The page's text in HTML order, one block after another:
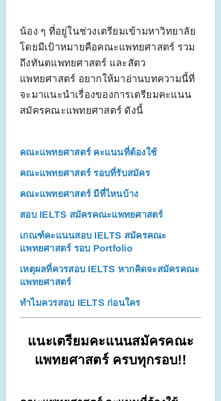
น้อง ๆ ที่อยู่ในช่วงเตรียมเข้ามหาวิทยาลัย
โดยมีเป้าหมายคือคณะแพทยศาสตร์ รวม
ถึงทันตแพทยศาสตร์ และสัตว
แพทยศาสตร์ อยากให้มาอ่านบทความนี้ที่
จะมาแนะนำเรื่องของการเตรียมคะแนน
สมัครคณะแพทยศาสตร์ ดังนี้
คณะแพทยศาสตร์ คะแนนที่ต้องใช้
คณะแพทยศาสตร์ รอบที่รับสมัคร
คณะแพทยศาสตร์ มีที่ไหนบ้าง
สอบ IELTS สมัครคณะแพทยศาสตร์
เกณฑ์คะแนนสอบ IELTS สมัครคณะ
แพทยศาสตร์ รอบ Portfolio
เหตุผลที่ควรสอบ IELTS หากคิดจะสมัครคณะ
แพทยศาสตร์
ทำไมควรสอบ IELTS ก่อนใคร
แนะเตรียมคะแนนสมัครคณะ
แพทยศาสตร์ ครบทุกรอบ!!